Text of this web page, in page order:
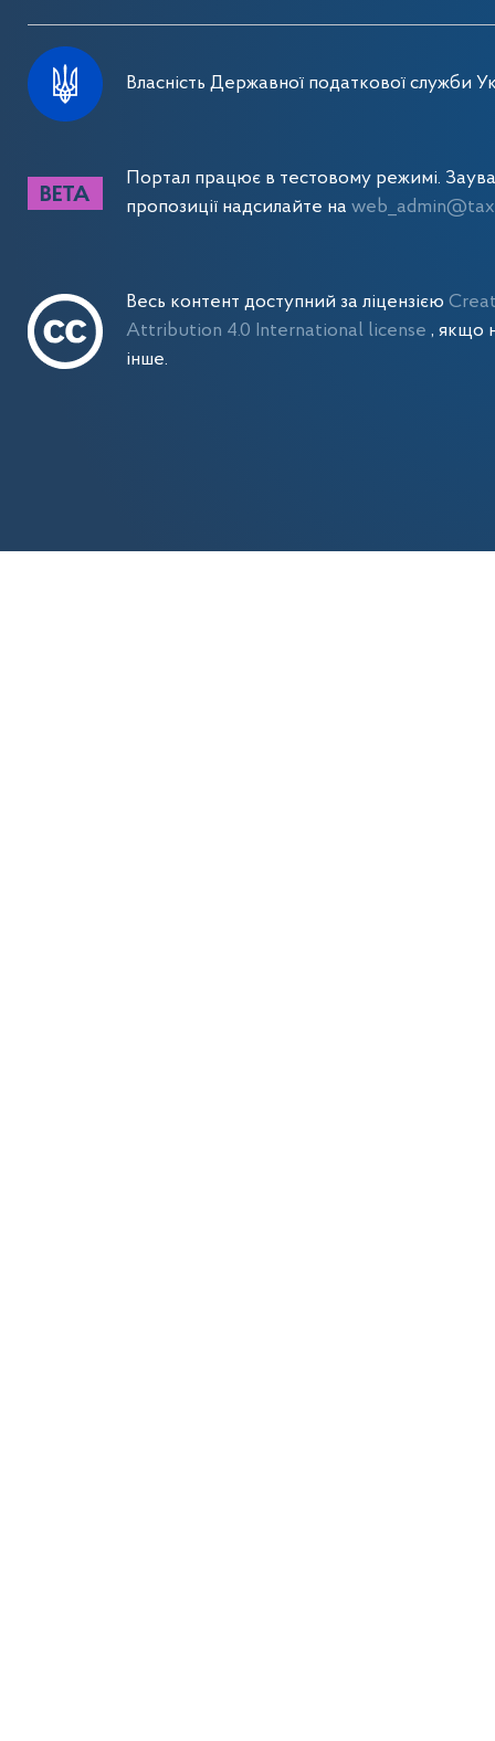
Власність Державної податкової служби
Портал працює в тестовому режимі.
пропозиції надсилайте на
Весь контент доступний за ліцензією
Attribution 4.0 International license, якщо
інше.